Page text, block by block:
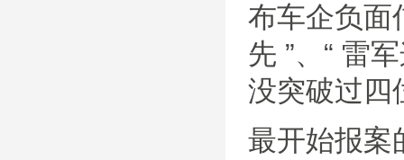
布车企负面
先 ”、“ 雷
没突破过四
最开始报案